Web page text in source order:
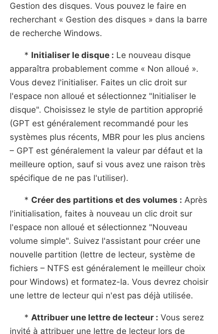
Gestion des disques. Vous pouvez le faire en
recherchant « Gestion des disques » dans la barre
de recherche Windows.
* Initialiser le disque : Le nouveau disque
apparaîtra probablement comme « Non alloué ».
Vous devez l'initialiser. Faites un clic droit sur
l'espace non alloué et sélectionnez "Initialiser le
disque". Choisissez le style de partition approprié
(GPT est généralement recommandé pour les
systèmes plus récents, MBR pour les plus anciens
– GPT est généralement la valeur par défaut et la
meilleure option, sauf si vous avez une raison très
spécifique de ne pas l'utiliser).
* Créer des partitions et des volumes : Après
l'initialisation, faites à nouveau un clic droit sur
l'espace non alloué et sélectionnez "Nouveau
volume simple". Suivez l'assistant pour créer une
nouvelle partition (lettre de lecteur, système de
fichiers – NTFS est généralement le meilleur choix
pour Windows) et formatez-la. Vous devrez choisir
une lettre de lecteur qui n'est pas déjà utilisée.
* Attribuer une lettre de lecteur : Vous serez
invité à attribuer une lettre de lecteur lors de